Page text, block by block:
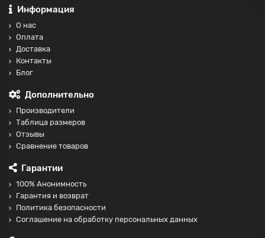
Информация
О нас
Оплата
Доставка
Контакты
Блог
Дополнительно
Производители
Таблица размеров
Отзывы
Сравнение товаров
Гарантии
100% Анонимность
Гарантия и возврат
Политика безопасности
Соглашение на обработку персональных данных